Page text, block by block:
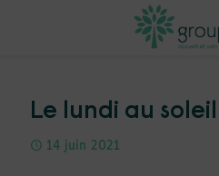
Le lundi au soleil
14 juin 2021